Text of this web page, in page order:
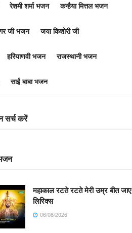
रेशमी शर्मा भजन कन्हैया मित्तल भजन
जी भजन जया किशोरी जी
हरियाणवी भजन राजस्थानी भजन
साईं बाबा भजन
सर्च करें
महाकाल रटते रटते मेरी उम्र बीत जाए
लिरिक्स
06/08/2026